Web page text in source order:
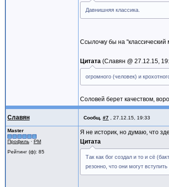
Давнишняя классика.
Ссылочку бы на "классический
Цитата Славян @ 27.12.15,
огромного (человек) и
Соловей берет качеством,
Славян Сообщ. #7 27.12.15, 19:33
Master
Профиль · PM
Рейтинг (ф): 85
Я не историк, но думаю, что
Цитата
Так как бог создал и то и сё
резонно, что они могут